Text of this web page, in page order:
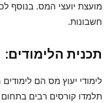
מועצת יועצי המס. בנוסף
חשבונות.
תכנית הלימודים:
לימודי יעוץ מס הם
תלמדו קורסים רבים בתחום